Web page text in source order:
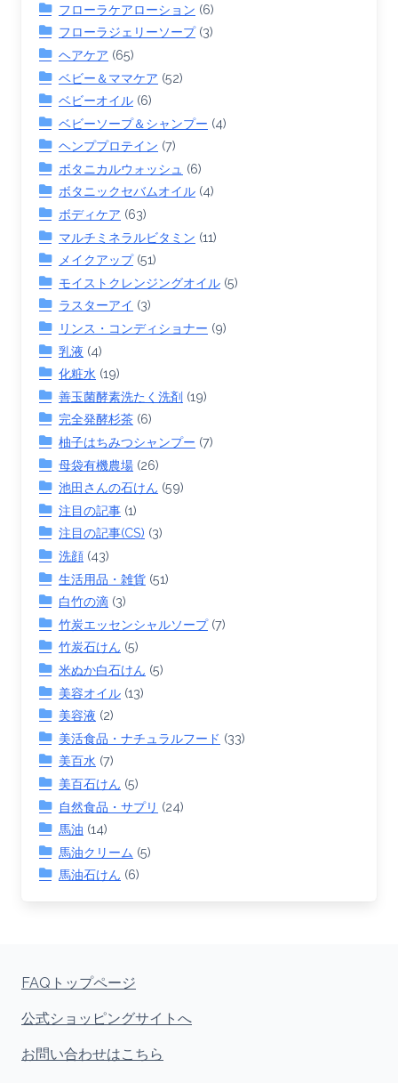
フローラケアローション (6)
フローラジェリーソープ(3)
ヘアケア (65)
ベビー＆ママケア (52)
ベビーオイル (6)
ベビーソープ＆シャンプー (4)
ヘンププロテイン (7)
ボタニカルウォッシュ (6)
ボタニックセバムオイル (4)
ボディケア (63)
マルチミネラルビタミン (11)
メイクアップ(51)
モイストクレンジングオイル (5)
ラスターアイ (3)
リンス・コンディショナー (9)
乳液 (4)
化粧水 (19)
善玉菌酵素洗たく洗剤 (19)
完全発酵杉茶 (6)
柚子はちみつシャンプー (7)
母袋有機農場 (26)
池田さんの石けん (59)
注目の記事 (1)
注目の記事(CS) (3)
洗顔 (43)
生活用品・雑貨 (51)
白竹の滴 (3)
竹炭エッセンシャルソープ(7)
竹炭石けん (5)
米ぬか白石けん (5)
美容オイル (13)
美容液 (2)
美活食品・ナチュラルフード (33)
美百水 (7)
美百石けん (5)
自然食品・サプリ (24)
馬油 (14)
馬油クリーム (5)
馬油石けん (6)
FAQトップページ
公式ショッピングサイトへ
お問い合わせはこちら